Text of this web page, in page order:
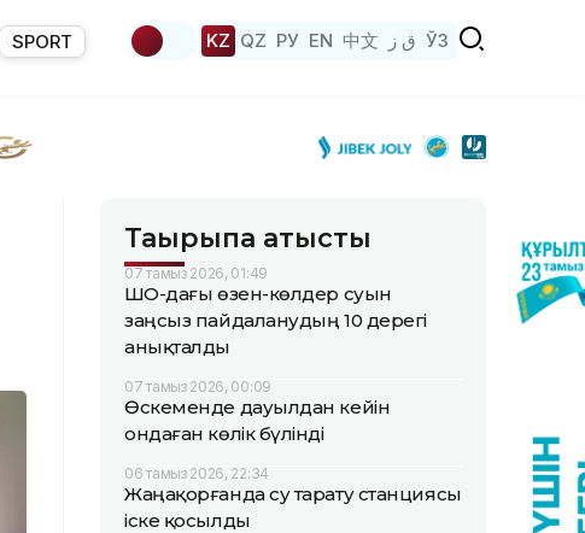
SPORT KZ QZ РУ EN 中文 ق ز ЎЗ
Тақырыпқа қатысты
07 тамыз 2026, 01:49
ШҚО-дағы өзен-көлдер суын
заңсыз пайдаланудың 10 дерегі
анықталды
07 тамыз 2026, 00:09
Өскеменде дауылдан кейін
ондаған көлік бүлінді
06 тамыз 2026, 22:34
Жаңақорғанда су тарату станциясы
іске қосылды